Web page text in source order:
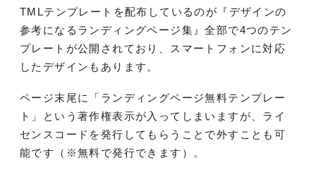
TMLテンプレートを配布しているのが『デザインの
参考になるランディングページ集』全部で4つのテン
プレートが公開されており、スマートフォンに対応
したデザインもあります。
ページ末尾に「ランディングページ無料テンプレー
ト」という著作権表示が入ってしまいますが、ライ
センスコードを発行してもらうことで外すことも可
能です（※無料で発行できます）。